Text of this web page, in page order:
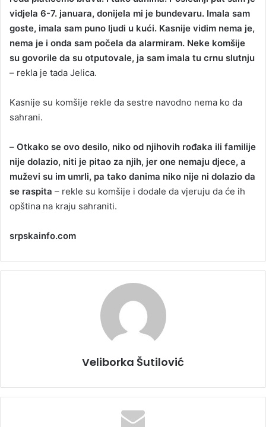
vidjela 6-7. januara, donijela mi je bundevaru. Imala sam
goste, imala sam puno ljudi u kući. Kasnije vidim nema je,
nema je i onda sam počela da alarmiram. Neke komšije
su govorile da su otputovale, ja sam imala tu crnu slutnju
– rekla je tada Jelica.
Kasnije su komšije rekle da sestre navodno nema ko da
sahrani.
– Otkako se ovo desilo, niko od njihovih rođaka ili familije
nije dolazio, niti je pitao za njih, jer one nemaju djece, a
muževi su im umrli, pa tako danima niko nije ni dolazio da
se raspita – rekle su komšije i dodale da vjeruju da će ih
opština na kraju sahraniti.
srpskainfo.com
Veliborka Šutilović